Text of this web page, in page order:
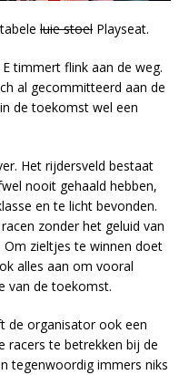
luie stoel Playseat.
timmert flink aan de weg.
al gecommitteerd aan de
de toekomst wel een
Het rijdersveld bestaat
nooit gehaald hebben,
en te licht bevonden.
zonder het geluid van
zieltjes te winnen doet
alles aan om vooral
van de toekomst.
de organisator ook een
te betrekken bij de
tegenwoordig immers niks